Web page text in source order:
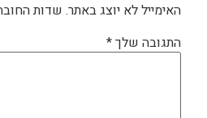
האימייל לא יוצג באתר. שדות
התגובה שלך*